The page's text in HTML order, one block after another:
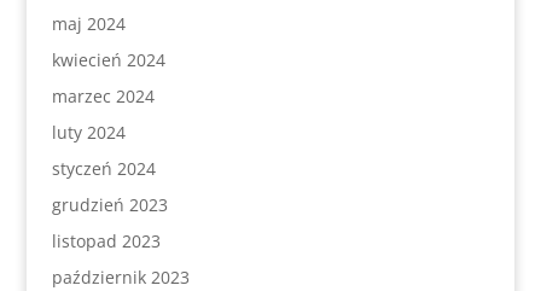
maj 2024
kwiecień 2024
marzec 2024
luty 2024
styczeń 2024
grudzień 2023
listopad 2023
październik 2023